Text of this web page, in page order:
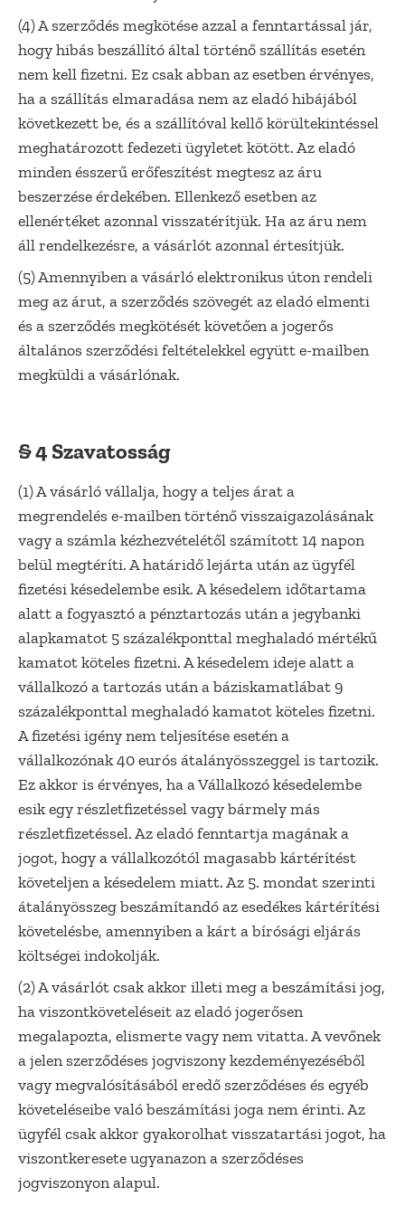
(4) A szerződés megkötése azzal a fenntartással jár,
hogy hibás beszállító által történő szállítás esetén
nem kell fizetni. Ez csak abban az esetben érvényes,
ha a szállítás elmaradása nem az eladó hibájából
következett be, és a szállítóval kellő körültekintéssel
meghatározott fedezeti ügyletet kötött. Az eladó
minden ésszerű erőfeszítést megtesz az áru
beszerzése érdekében. Ellenkező esetben az
ellenértéket azonnal visszatérítjük. Ha az áru nem
áll rendelkezésre, a vásárlót azonnal értesítjük.
(5) Amennyiben a vásárló elektronikus úton rendeli
meg az árut, a szerződés szövegét az eladó elmenti
és a szerződés megkötését követően a jogerős
általános szerződési feltételekkel együtt e-mailben
megküldi a vásárlónak.
§ 4 Szavatosság
(1) A vásárló vállalja, hogy a teljes árat a
megrendelés e-mailben történő visszaigazolásának
vagy a számla kézhezvételétől számított 14 napon
belül megtéríti. A határidő lejárta után az ügyfél
fizetési késedelembe esik. A késedelem időtartama
alatt a fogyasztó a pénztartozás után a jegybanki
alapkamatot 5 százalékponttal meghaladó mértékű
kamatot köteles fizetni. A késedelem ideje alatt a
vállalkozó a tartozás után a báziskamatlábat 9
százalékponttal meghaladó kamatot köteles fizetni.
A fizetési igény nem teljesítése esetén a
vállalkozónak 40 eurós átalányösszeggel is tartozik.
Ez akkor is érvényes, ha a Vállalkozó késedelembe
esik egy részletfizetéssel vagy bármely más
részletfizetéssel. Az eladó fenntartja magának a
jogot, hogy a vállalkozótól magasabb kártérítést
követeljen a késedelem miatt. Az 5. mondat szerinti
átalányösszeg beszámítandó az esedékes kártérítési
követelésbe, amennyiben a kárt a bírósági eljárás
költségei indokolják.
(2) A vásárlót csak akkor illeti meg a beszámítási jog,
ha viszontköveteléseit az eladó jogerősen
megalapozta, elismerte vagy nem vitatta. A vevőnek
a jelen szerződéses jogviszony kezdeményezéséből
vagy megvalósításából eredő szerződéses és egyéb
követeléseibe való beszámítási joga nem érinti. Az
ügyfél csak akkor gyakorolhat visszatartási jogot, ha
viszontkeresete ugyanazon a szerződéses
jogviszonyon alapul.